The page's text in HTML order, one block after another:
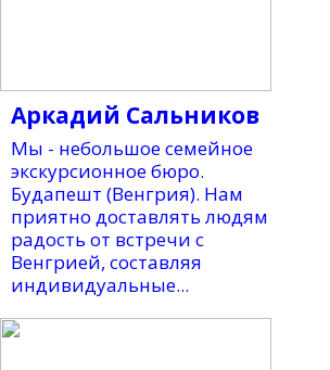
Аркадий Сальников
Мы - небольшое семейное
экскурсионное бюро.
Будапешт (Венгрия). Нам
приятно доставлять людям
радость от встречи с
Венгрией, составляя
индивидуальные...